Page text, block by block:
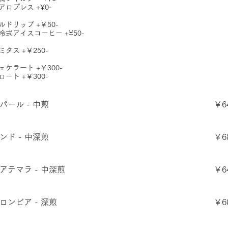
ロプレス +¥0-
ドリップ +￥50-
式アイスコーヒー +¥50-
タス +￥250-
ケラート +￥300-
ート +￥300-
ール - 中煎 ￥
ド - 中深煎 ￥
テマラ - 中深煎 ￥
ンビア - 深煎 ￥